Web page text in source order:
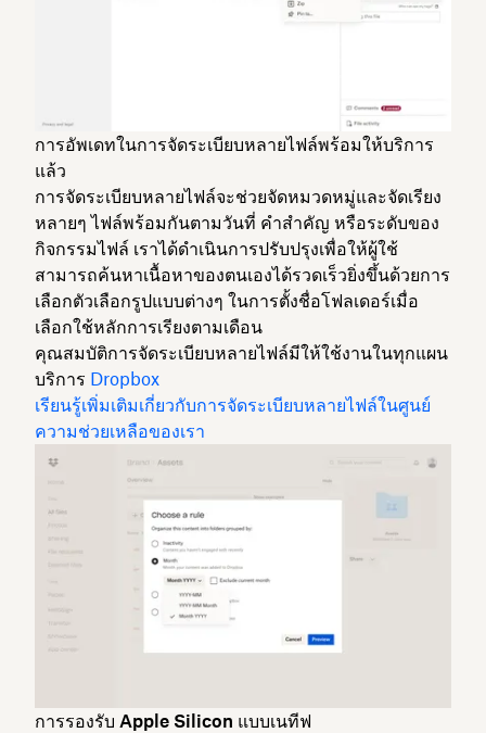
การอัพเดทในการจัดระเบียบหลายไฟล์พร้อมให้บริการ
แล้ว
การจัดระเบียบหลายไฟล์จะช่วยจัดหมวดหมู่และจัดเรียง
หลายๆ ไฟล์พร้อมกันตามวันที่ คำสำคัญ หรือระดับของ
กิจกรรมไฟล์ เราได้ดำเนินการปรับปรุงเพื่อให้ผู้ใช้
สามารถค้นหาเนื้อหาของตนเองได้รวดเร็วยิ่งขึ้นด้วยการ
เลือกตัวเลือกรูปแบบต่างๆ ในการตั้งชื่อโฟลเดอร์เมื่อ
เลือกใช้หลักการเรียงตามเดือน
คุณสมบัติการจัดระเบียบหลายไฟล์มีให้ใช้งานในทุกแผน
บริการ Dropbox
เรียนรู้เพิ่มเติมเกี่ยวกับการจัดระเบียบหลายไฟล์ในศูนย์
ความช่วยเหลือของเรา
การรองรับ Apple Silicon แบบเนทีฟ